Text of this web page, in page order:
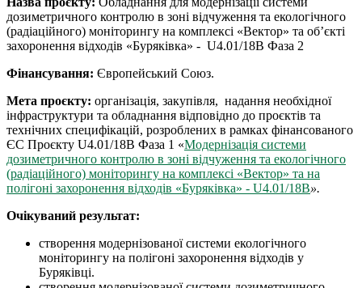
дозиметричного контролю в зоні відчуження та екологічного
(радіаційного) моніторингу на комплексі «Вектор» та об’єкті
захоронення відходів «Буряківка» - U4.01/18B Фаза 2
Фінансування: Європейський Союз.
Мета проєкту: організація, закупівля, надання необхідної
інфраструктури та обладнання відповідно до проєктів та
технічних специфікацій, розроблених в рамках фінансованого
ЄС Проєкту U4.01/18B Фаза 1 «Mодернізація системи
дозиметричного контролю в зоні відчуження та екологічного
(радіаційного) моніторингу на комплексі «Вектор» та на
полігоні захоронення відходів «Буряківка» - U4.01/18B».
Очікуваний результат:
створення модернізованої системи екологічного
моніторингу на полігоні захоронення відходів у
Буряківці.